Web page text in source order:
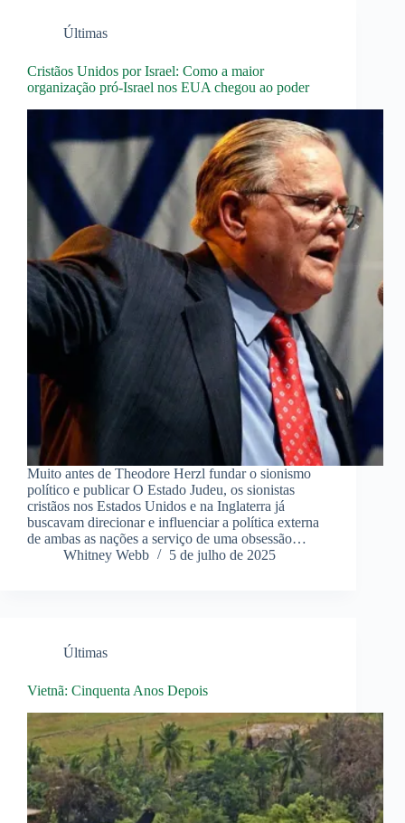
Últimas
Cristãos Unidos por Israel: Como a maior
organização pró-Israel nos EUA chegou ao poder
Muito antes de Theodore Herzl fundar o sionismo
político e publicar O Estado Judeu, os sionistas
cristãos nos Estados Unidos e na Inglaterra já
buscavam direcionar e influenciar a política externa
de ambas as nações a serviço de uma obsessão…
Whitney Webb
5 de julho de 2025
Últimas
Vietnã: Cinquenta Anos Depois